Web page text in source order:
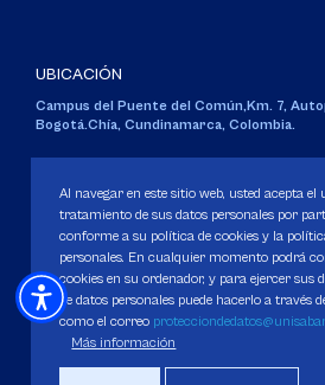
UBICACIÓN
Campus del Puente del Común,Km. 7,
Bogotá.Chía, Cundinamarca, Colombia.
Personería Jurídica:Resolución 130 del 14 de
Ministerio de Educación Nacional.
Política de Protección de datos
Al navegar en este sitio web, usted acepta el
tratamiento de sus datos personales por
conforme a su política de cookies y la
personales. En cualquier momento podrá
cookies en su ordenador, y para ejercer sus
de datos personales puede hacerlo a través
como el correo
Más información